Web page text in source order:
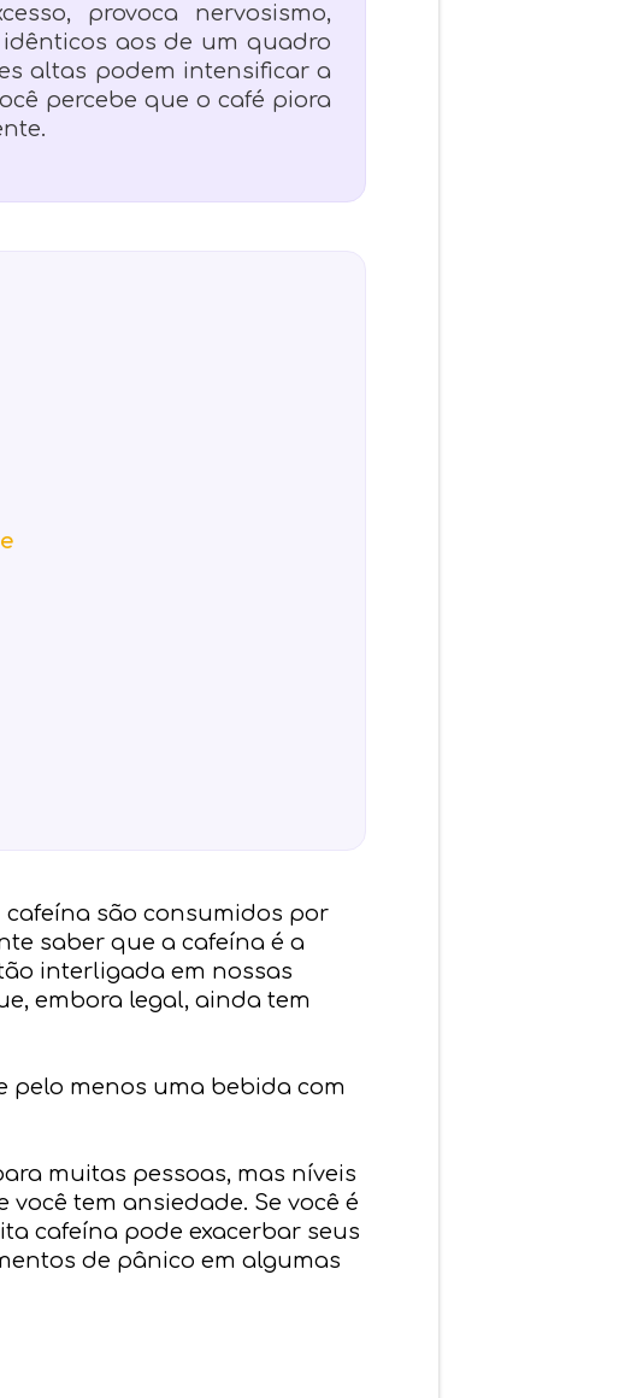
provoca nervosismo,
aos de um quadro
altas podem intensificar a
percebe que o café piora
são consumidos por
saber que a cafeína é a
interligada em nossas
embora legal, ainda tem
pelo menos uma bebida com
muitas pessoas, mas níveis
tem ansiedade. Se você é
cafeína pode exacerbar seus
de pânico em algumas